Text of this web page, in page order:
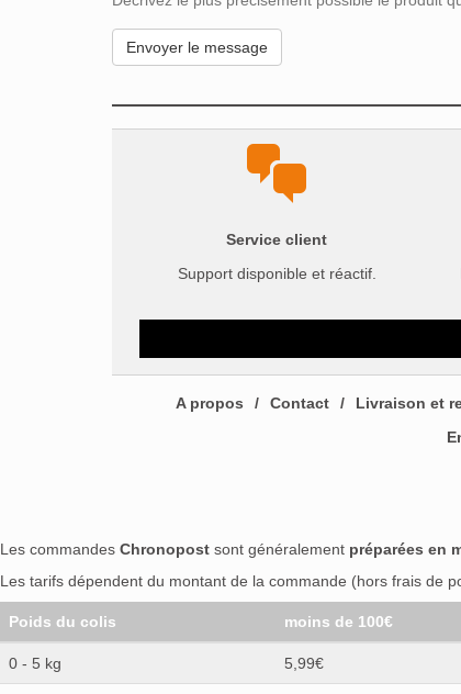
Service client
Support disponible et réactif.
A propos Contact Livraison et
Les commandes Chronopost sont généralement préparées en
Les tarifs dépendent du montant de la commande (hors frais de
Poids du colis moins de 100€
0 - 5 kg 5,99€